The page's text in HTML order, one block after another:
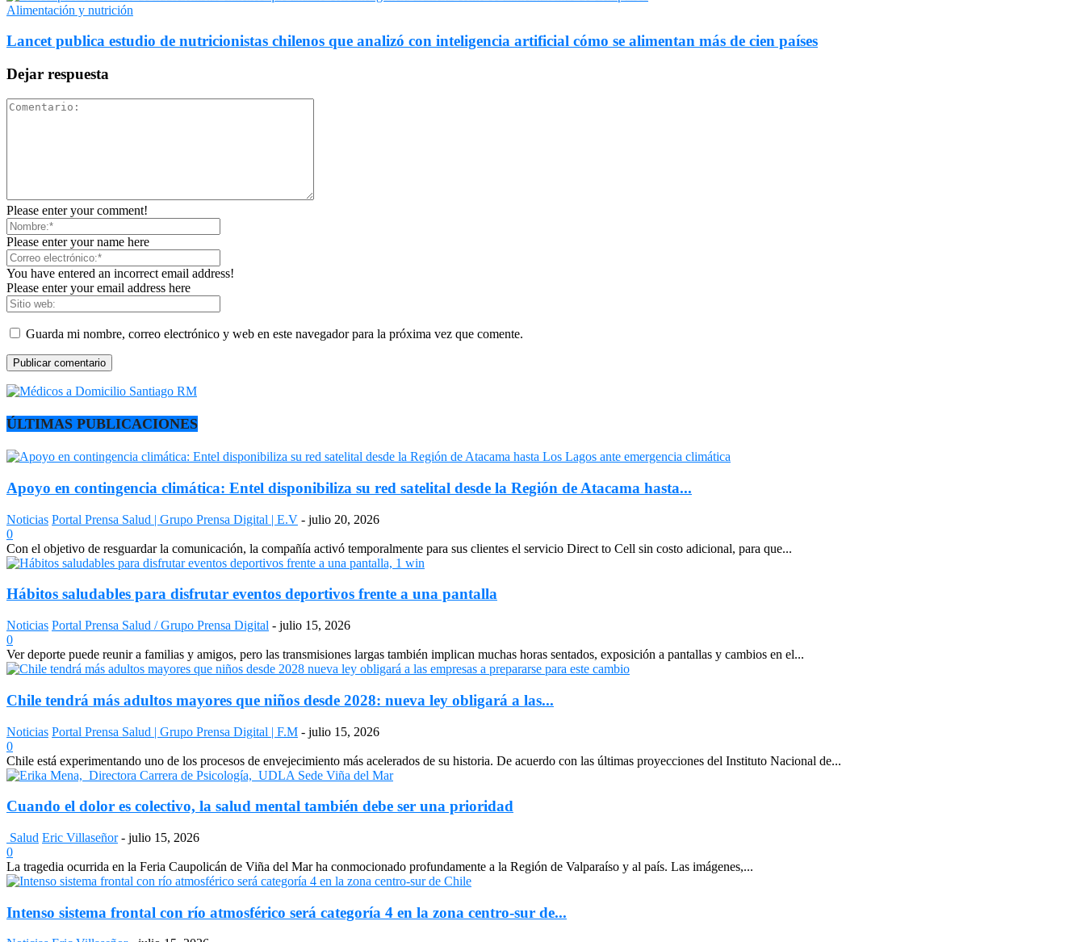
Alimentación y nutrición
Lancet publica estudio de nutricionistas chilenos que analizó con inteligencia artificial cómo se alimentan más de cien países
Dejar respuesta
Please enter your comment!
Please enter your name here
You have entered an incorrect email address!
Please enter your email address here
Guarda mi nombre, correo electrónico y web en este navegador para la próxima vez que comente.
ÚLTIMAS PUBLICACIONES
Apoyo en contingencia climática: Entel disponibiliza su red satelital desde la Región de Atacama hasta...
Noticias Portal Prensa Salud | Grupo Prensa Digital | E.V - julio 20, 2026
0
Con el objetivo de resguardar la comunicación, la compañía activó temporalmente para sus clientes el servicio Direct to Cell sin costo adicional, para que...
Hábitos saludables para disfrutar eventos deportivos frente a una pantalla
Noticias Portal Prensa Salud / Grupo Prensa Digital - julio 15, 2026
0
Ver deporte puede reunir a familias y amigos, pero las transmisiones largas también implican muchas horas sentados, exposición a pantallas y cambios en el...
Chile tendrá más adultos mayores que niños desde 2028: nueva ley obligará a las...
Noticias Portal Prensa Salud | Grupo Prensa Digital | F.M - julio 15, 2026
0
Chile está experimentando uno de los procesos de envejecimiento más acelerados de su historia. De acuerdo con las últimas proyecciones del Instituto Nacional de...
Cuando el dolor es colectivo, la salud mental también debe ser una prioridad
Salud Eric Villaseñor - julio 15, 2026
0
La tragedia ocurrida en la Feria Caupolicán de Viña del Mar ha conmocionado profundamente a la Región de Valparaíso y al país. Las imágenes,...
Intenso sistema frontal con río atmosférico será categoría 4 en la zona centro-sur de...